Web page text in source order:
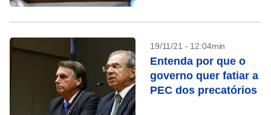
19/11/21 - 12:04min
Entenda por que o
governo quer fatiar a
PEC dos precatórios